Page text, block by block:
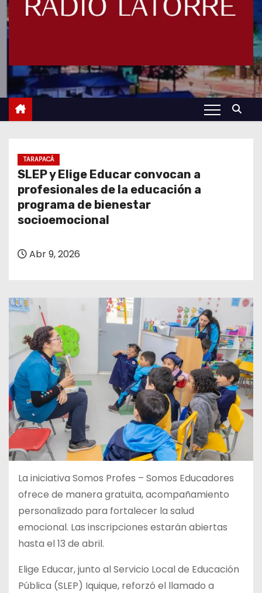
TARAPACÁ
SLEP y Elige Educar convocan a
profesionales de la educación a
programa de bienestar
socioemocional
Abr 9, 2026
La iniciativa Somos Profes – Somos Educadores
ofrece de manera gratuita, acompañamiento
personalizado para fortalecer la salud
emocional. Las inscripciones estarán abiertas
hasta el 13 de abril.
Elige Educar, junto al Servicio Local de Educación
Pública (SLEP) Iquique, reforzó el llamado a